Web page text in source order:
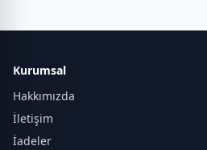
Kurumsal
Hakkımızda
İletişim
İadeler